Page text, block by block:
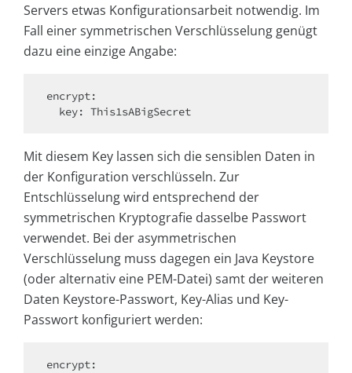
Servers etwas Konfigurationsarbeit notwendig. Im
Fall einer symmetrischen Verschlüsselung genügt
dazu eine einzige Angabe:
encrypt:
  key: This1sABigSecret
Mit diesem Key lassen sich die sensiblen Daten in
der Konfiguration verschlüsseln. Zur
Entschlüsselung wird entsprechend der
symmetrischen Kryptografie dasselbe Passwort
verwendet. Bei der asymmetrischen
Verschlüsselung muss dagegen ein Java Keystore
(oder alternativ eine PEM-Datei) samt der weiteren
Daten Keystore-Passwort, Key-Alias und Key-
Passwort konfiguriert werden:
encrypt: